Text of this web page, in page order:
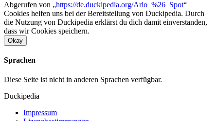
Abgerufen von „https://de.duckipedia.org/Arlo_%26_Spot“
Cookies helfen uns bei der Bereitstellung von Duckipedia. Durch
die Nutzung von Duckipedia erklärst du dich damit einverstanden,
dass wir Cookies speichern.
Okay
Sprachen
Diese Seite ist nicht in anderen Sprachen verfügbar.
Duckipedia
Impressum